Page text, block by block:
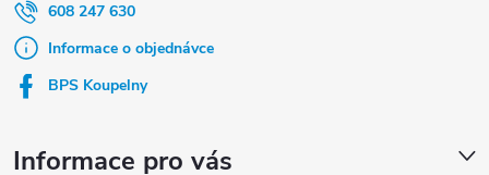
608 247 630
Informace o objednávce
BPS Koupelny
Informace pro vás